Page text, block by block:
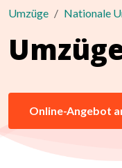
Umzüge Nationale
Online-Angebot